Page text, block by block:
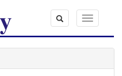
Toggle
navigation